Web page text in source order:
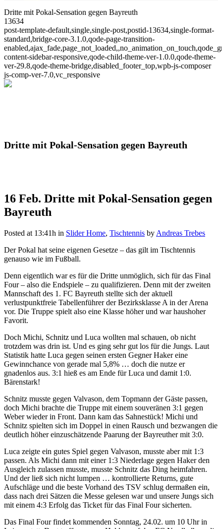
Dritte mit Pokal-Sensation gegen Bayreuth
13634
post-template-default,single,single-post,postid-13634,single-format-
standard,bridge-core-3.1.0,qode-page-transition-
content-sidebar-responsive,qode-child-theme-ver-1.0.0,qode-theme-
ver-29.8,qode-theme-bridge,disabled_footer_top,wpb-js-composer
js-comp-ver-7.0,vc_responsive
Dritte mit Pokal-Sensation gegen Bayreuth
16 Feb. Dritte mit Pokal-Sensation gegen
Bayreuth
Posted at 13:41h in Slider Home, Tischtennis by Andreas Trebes
Der Pokal hat seine eigenen Gesetze – das gilt im Tischtennis
genauso wie im Fußball.
Denn eigentlich war es für die Dritte unmöglich, sich für das Final
Four – also die Endspiele – zu qualifizieren. Denn mit der zweiten
Mannschaft des 1. FC Bayreuth stellte sich der aktuell
verlustpunktfreie Tabellenführer der Bezirksklasse A in der Arena
vor. Die Truppe spielt also eine Klasse höher und war haushoher
Favorit.
Doch Michi, Schnitz und Luca wollten mal schauen, ob nicht
trotzdem was drin ist. Und es ging sehr gut los für die Jungs. Laut
Statistik hatte Luca gegen seinen ersten Gegner Haker eine
Gewinnchance von gerade mal 5,8% … doch die nutze er
gnadenlos aus. 3:1 hieß es am Ende für Luca und damit 1:0.
Bärenstark!
Schnitz musste gegen Valvason, dem Topmann der Gäste passen,
doch Michi brachte die Truppe mit einem souveränen 3:1 gegen
Weber wieder in Front. Dann kam das Sahnestück! Michi und
Schnitz spielten sich im Doppel in einen Rausch und bezwangen die
deutlich höher einzuschätzende Paarung der Bayreuther mit 3:0.
Luca zeigte ein gutes Spiel gegen Valvason, musste aber mit 1:3
passen. Als Michi dann mit einer 1:3 Niederlage gegen Haker den
Ausgleich zulassen musste, musste Schnitz das Ding heimfahren.
Und der ließ sich nicht lumpen … kontrollierte Returns, gute
Aufschläge und die beste Vorhand des TSV schlug dermaßen ein,
dass nach drei Sätzen die Messe gelesen war und unsere Jungs sich
mit einem 4:3 Erfolg das Ticket für das Final Four sicherten.
Das Final Four findet kommenden Sonntag, 24.02. um 10 Uhr in